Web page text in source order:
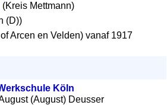
(Kreis Mettmann)
(D))
Arcen en Velden) vanaf 1917
Köln
(August) Deusser